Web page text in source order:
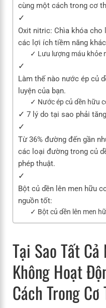
cùng một cách trong cơ
Oxit nitric: Chìa khóa cho
các lợi ích tiềm năng khác
Lưu lượng máu khỏe
Làm thế nào nước ép củ
luyện của bạn.
Nước ép củ dền hữu
7 lý do tại sao phải
Từ 36% đường đến gần
các loại đường trong củ
phép thuật.
Bột củ dền lên men hữu
nguồn tốt:
Bột củ dền lên men
Tại Sao Tất
Không Hoạt
Cách Trong Cơ